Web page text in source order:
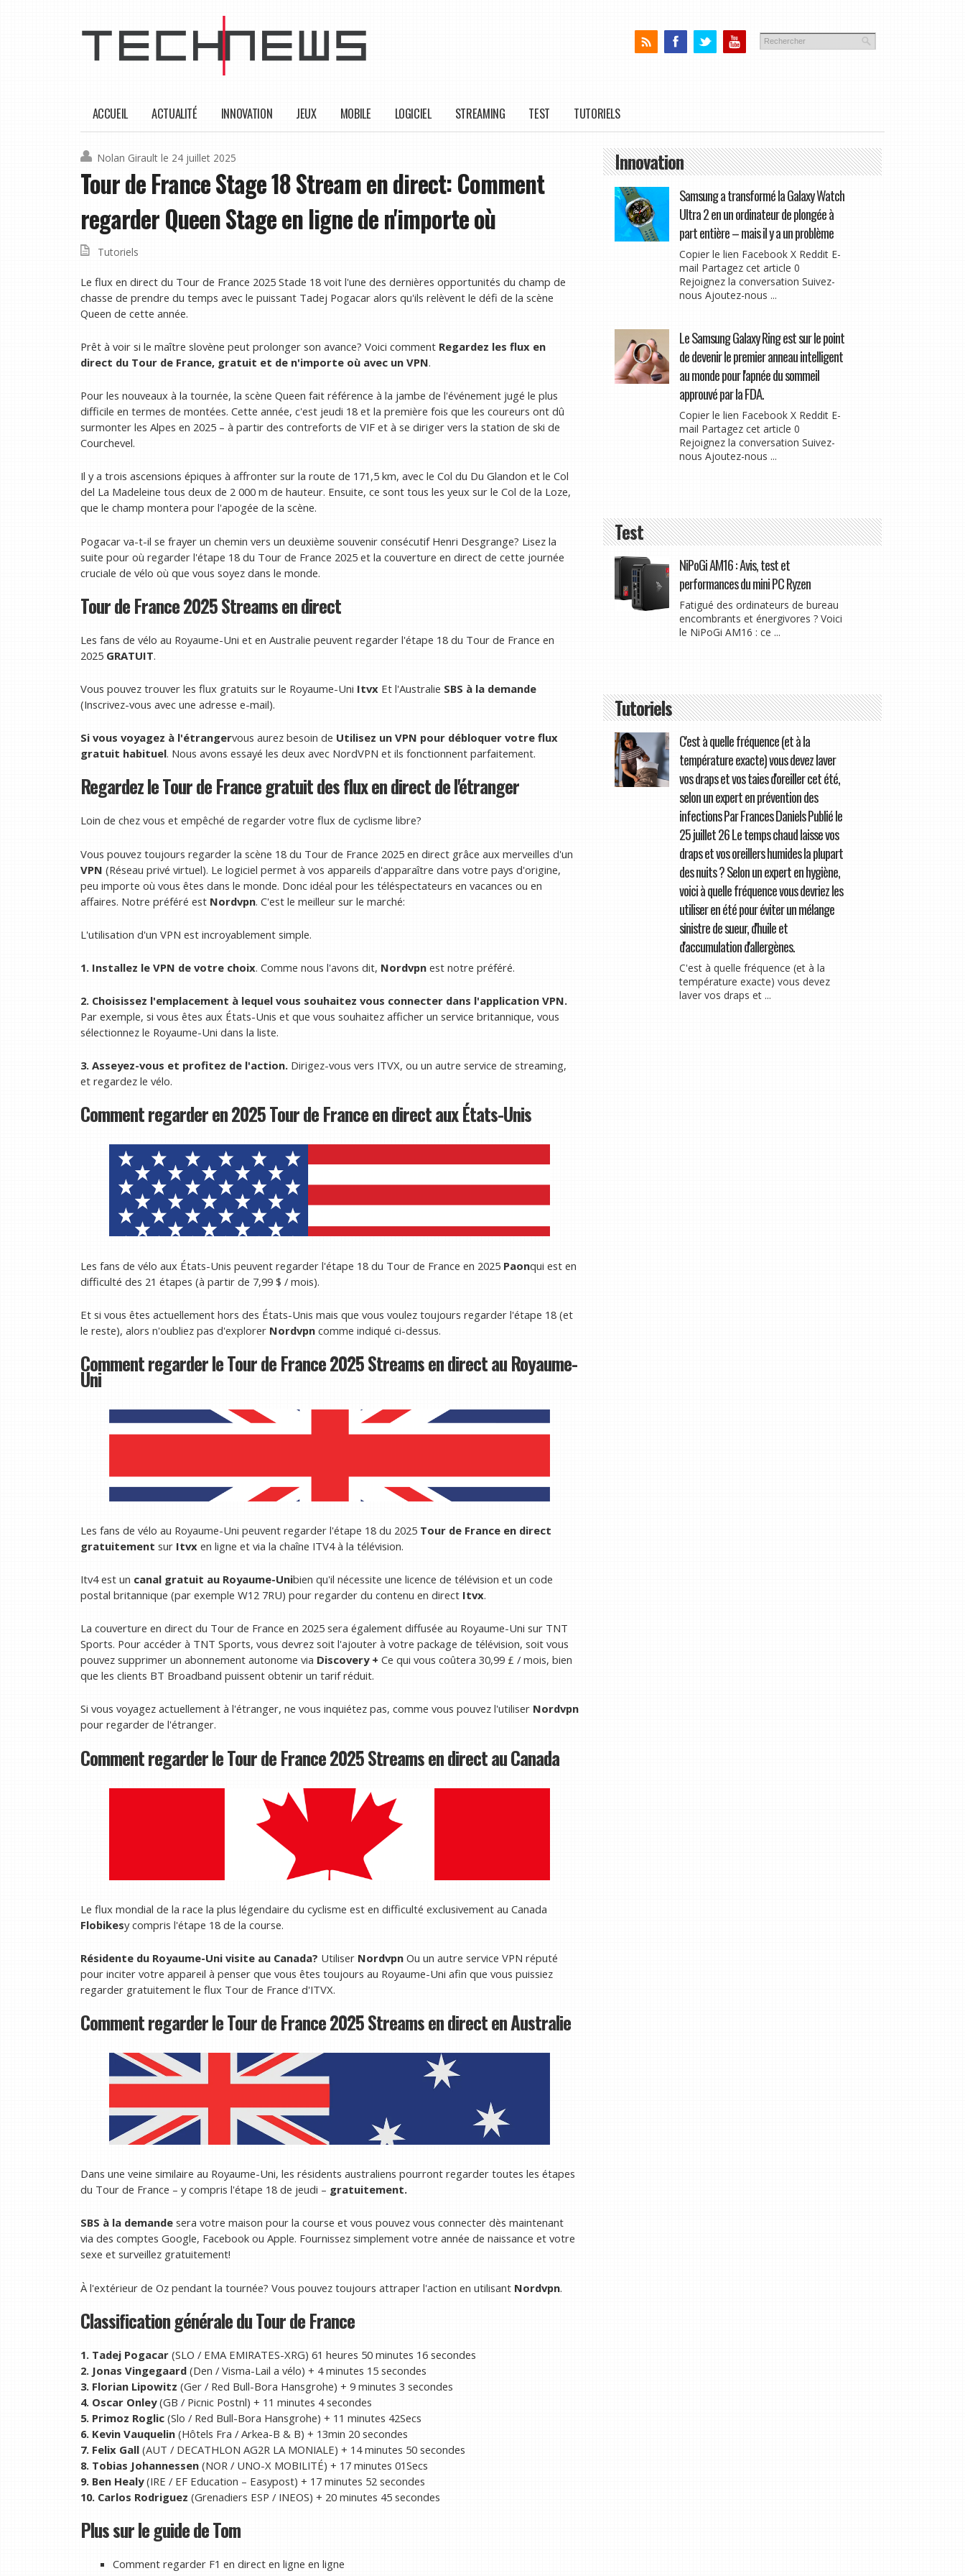
ACCUEIL ACTUALITÉ INNOVATION JEUX MOBILE LOGICIEL STREAMING TEST TUTORIELS
Nolan Girault le 24 juillet 2025
Tour de France Stage 18 Stream en direct: Comment
regarder Queen Stage en ligne de n'importe où
Tutoriels
Le flux en direct du Tour de France 2025 Stade 18 voit l'une des dernières opportunités du champ de
chasse de prendre du temps avec le puissant Tadej Pogacar alors qu'ils relèvent le défi de la scène
Queen de cette année.
Prêt à voir si le maître slovène peut prolonger son avance? Voici comment Regardez les flux en
direct du Tour de France, gratuit et de n'importe où avec un VPN.
Pour les nouveaux à la tournée, la scène Queen fait référence à la jambe de l'événement jugé le plus
difficile en termes de montées. Cette année, c'est jeudi 18 et la première fois que les coureurs ont dû
surmonter les Alpes en 2025 – à partir des contreforts de VIF et à se diriger vers la station de ski de
Courchevel.
Il y a trois ascensions épiques à affronter sur la route de 171,5 km, avec le Col du Du Glandon et le Col
del La Madeleine tous deux de 2 000 m de hauteur. Ensuite, ce sont tous les yeux sur le Col de la Loze,
que le champ montera pour l'apogée de la scène.
Pogacar va-t-il se frayer un chemin vers un deuxième souvenir consécutif Henri Desgrange? Lisez la
suite pour où regarder l'étape 18 du Tour de France 2025 et la couverture en direct de cette journée
cruciale de vélo où que vous soyez dans le monde.
Tour de France 2025 Streams en direct
Les fans de vélo au Royaume-Uni et en Australie peuvent regarder l'étape 18 du Tour de France en
2025 GRATUIT.
Vous pouvez trouver les flux gratuits sur le Royaume-Uni Itvx Et l'Australie SBS à la demande
(Inscrivez-vous avec une adresse e-mail).
Si vous voyagez à l'étrangervous aurez besoin de Utilisez un VPN pour débloquer votre flux
gratuit habituel. Nous avons essayé les deux avec NordVPN et ils fonctionnent parfaitement.
Regardez le Tour de France gratuit des flux en direct de l'étranger
Loin de chez vous et empêché de regarder votre flux de cyclisme libre?
Vous pouvez toujours regarder la scène 18 du Tour de France 2025 en direct grâce aux merveilles d'un
VPN (Réseau privé virtuel). Le logiciel permet à vos appareils d'apparaître dans votre pays d'origine,
peu importe où vous êtes dans le monde. Donc idéal pour les téléspectateurs en vacances ou en
affaires. Notre préféré est Nordvpn. C'est le meilleur sur le marché:
L'utilisation d'un VPN est incroyablement simple.
1. Installez le VPN de votre choix. Comme nous l'avons dit, Nordvpn est notre préféré.
2. Choisissez l'emplacement à lequel vous souhaitez vous connecter dans l'application VPN.
Par exemple, si vous êtes aux États-Unis et que vous souhaitez afficher un service britannique, vous
sélectionnez le Royaume-Uni dans la liste.
3. Asseyez-vous et profitez de l'action. Dirigez-vous vers ITVX, ou un autre service de streaming,
et regardez le vélo.
Comment regarder en 2025 Tour de France en direct aux États-Unis
Les fans de vélo aux États-Unis peuvent regarder l'étape 18 du Tour de France en 2025 Paonqui est en
difficulté des 21 étapes (à partir de 7,99 $ / mois).
Et si vous êtes actuellement hors des États-Unis mais que vous voulez toujours regarder l'étape 18 (et
le reste), alors n'oubliez pas d'explorer Nordvpn comme indiqué ci-dessus.
Comment regarder le Tour de France 2025 Streams en direct au Royaume-
Uni
Les fans de vélo au Royaume-Uni peuvent regarder l'étape 18 du 2025 Tour de France en direct
gratuitement sur Itvx en ligne et via la chaîne ITV4 à la télévision.
Itv4 est un canal gratuit au Royaume-Unibien qu'il nécessite une licence de télévision et un code
postal britannique (par exemple W12 7RU) pour regarder du contenu en direct Itvx.
La couverture en direct du Tour de France en 2025 sera également diffusée au Royaume-Uni sur TNT
Sports. Pour accéder à TNT Sports, vous devrez soit l'ajouter à votre package de télévision, soit vous
pouvez supprimer un abonnement autonome via Discovery + Ce qui vous coûtera 30,99 £ / mois, bien
que les clients BT Broadband puissent obtenir un tarif réduit.
Si vous voyagez actuellement à l'étranger, ne vous inquiétez pas, comme vous pouvez l'utiliser Nordvpn
pour regarder de l'étranger.
Comment regarder le Tour de France 2025 Streams en direct au Canada
Le flux mondial de la race la plus légendaire du cyclisme est en difficulté exclusivement au Canada
Flobikesy compris l'étape 18 de la course.
Résidente du Royaume-Uni visite au Canada? Utiliser Nordvpn Ou un autre service VPN réputé
pour inciter votre appareil à penser que vous êtes toujours au Royaume-Uni afin que vous puissiez
regarder gratuitement le flux Tour de France d'ITVX.
Comment regarder le Tour de France 2025 Streams en direct en Australie
Dans une veine similaire au Royaume-Uni, les résidents australiens pourront regarder toutes les étapes
du Tour de France – y compris l'étape 18 de jeudi – gratuitement.
SBS à la demande sera votre maison pour la course et vous pouvez vous connecter dès maintenant
via des comptes Google, Facebook ou Apple. Fournissez simplement votre année de naissance et votre
sexe et surveillez gratuitement!
À l'extérieur de Oz pendant la tournée? Vous pouvez toujours attraper l'action en utilisant Nordvpn.
Classification générale du Tour de France
1. Tadej Pogacar (SLO / EMA EMIRATES-XRG) 61 heures 50 minutes 16 secondes
2. Jonas Vingegaard (Den / Visma-Lail a vélo) + 4 minutes 15 secondes
3. Florian Lipowitz (Ger / Red Bull-Bora Hansgrohe) + 9 minutes 3 secondes
4. Oscar Onley(GB / Picnic Postnl) + 11 minutes 4 secondes
5. Primoz Roglic (Slo / Red Bull-Bora Hansgrohe) + 11 minutes 42Secs
6. Kevin Vauquelin (Hôtels Fra / Arkea-B & B) + 13min 20 secondes
7. Felix Gall (AUT / DECATHLON AG2R LA MONIALE) + 14 minutes 50 secondes
8. Tobias Johannessen (NOR / UNO-X MOBILITÉ) + 17 minutes 01Secs
9. Ben Healy(IRE / EF Education – Easypost) + 17 minutes 52 secondes
10. Carlos Rodriguez (Grenadiers ESP / INEOS) + 20 minutes 45 secondes
Plus sur le guide de Tom
Comment regarder F1 en direct en ligne en ligne
Innovation
Samsung a transformé la Galaxy Watch
Ultra 2 en un ordinateur de plongée à
part entière – mais il y a un problème
Copier le lien Facebook X Reddit E-
mail Partagez cet article 0
Rejoignez la conversation Suivez-
nous Ajoutez-nous ...
Le Samsung Galaxy Ring est sur le point
de devenir le premier anneau intelligent
au monde pour l'apnée du sommeil
approuvé par la FDA.
Copier le lien Facebook X Reddit E-
mail Partagez cet article 0
Rejoignez la conversation Suivez-
nous Ajoutez-nous ...
Test
NiPoGi AM16 : Avis, test et
performances du mini PC Ryzen
Fatigué des ordinateurs de bureau
encombrants et énergivores ? Voici
le NiPoGi AM16 : ce ...
Tutoriels
C'est à quelle fréquence (et à la
température exacte) vous devez laver
vos draps et vos taies d'oreiller cet été,
selon un expert en prévention des
infections Par Frances Daniels Publié le
25 juillet 26 Le temps chaud laisse vos
draps et vos oreillers humides la plupart
des nuits ? Selon un expert en hygiène,
voici à quelle fréquence vous devriez les
utiliser en été pour éviter un mélange
sinistre de sueur, d'huile et
d'accumulation d'allergènes.
C'est à quelle fréquence (et à la
température exacte) vous devez
laver vos draps et ...